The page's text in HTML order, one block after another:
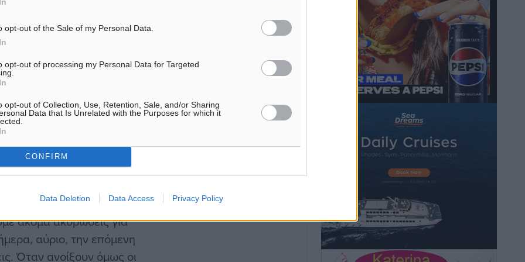
opt-out of the Sale of my Personal Data.
opt-out of processing my Personal Data for Targeted
opt-out of Collection, Use, Retention, Sale, and/or Sharing
Data that Is Unrelated with the Purposes for which it
CONFIRM
Data Deletion Data Access Privacy Policy
ένα σπίτι στην Ελλάδα.
εγώ θα μπορώ να έρθω
αυτή τη φορά λόγω της
το ίδιο μοτίβο
οι πτήσεις έχουν
έπρεπε να φύγουν,
ακόμα ακυρώσεις για
αύριο, την επόμενη
Όταν ανοίξουν όμως οι
Τοπικές Ειδήσεις • πριν 3 ώρες
Α.Σ. Ρόδος: Πρώτη… στην νέα σελίδα
των «ελαφιών» (φωτορεπορτάζ)
Αθλητικά• πριν 3 ώρες
Στίβος: Οι βαθμολογίες των συλλόγων
της Δωδεκανήσου
πριν 3 ώρες
αλλάξουν άμεσα και ποιοι όχι
Στον Ιπποκράτη η Μαρία Βλάχου
Αθλητικά• πριν 3 ώρες